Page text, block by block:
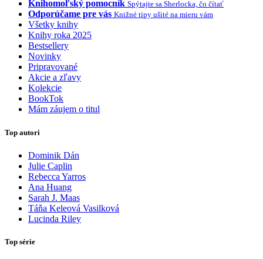
Knihomoľský pomocník Spýtajte sa Sherlocka, čo čítať
Odporúčame pre vás Knižné tipy ušité na mieru vám
Všetky knihy
Knihy roka 2025
Bestsellery
Novinky
Pripravované
Akcie a zľavy
Kolekcie
BookTok
Mám záujem o titul
Top autori
Dominik Dán
Julie Caplin
Rebecca Yarros
Ana Huang
Sarah J. Maas
Táňa Keleová Vasilková
Lucinda Riley
Top série